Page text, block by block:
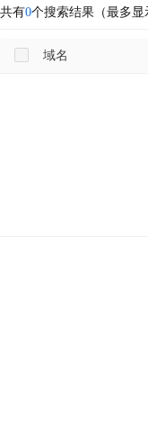
共有0个搜索结果（最多显
域名